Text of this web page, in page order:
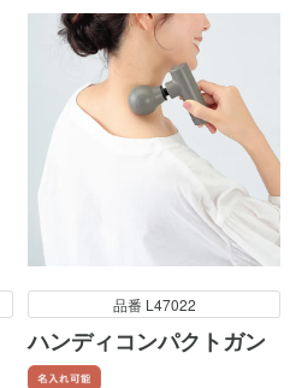
品番 L47022
ハンディコンパクトガン